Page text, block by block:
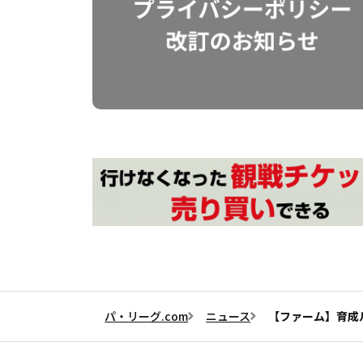
パ・リーグ.com ニュース 【ファーム】育